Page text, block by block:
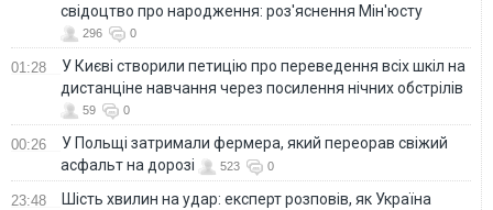
свідоцтво про народження: роз'яснення Мін'юсту
296 0
01:28
У Києві створили петицію про переведення всіх шкіл на
дистанціне навчання через посилення нічних обстрілів
59 0
00:26
У Польщі затримали фермера, який переорав свіжий
асфальт на дорозі
523 0
23:48
Шість хвилин на удар: експерт розповів, як Україна